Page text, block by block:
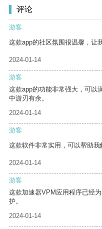
评论
游客
这款app的社区氛围很温馨，让
2024-01-14
游客
这款app的功能非常强大，可以
中游刃有余。
2024-01-14
游客
这款软件非常实用，可以帮助我
2024-01-14
游客
这款加速器VPM应用程序已经
护。
2024-01-14